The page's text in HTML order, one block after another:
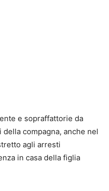
e sopraffattorie da
compagna, anche nel
agli arresti
in casa della figlia